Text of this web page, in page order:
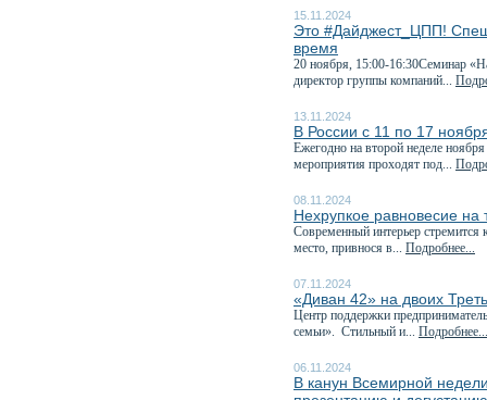
15.11.2024
Это #Дайджест_ЦПП!
время
20 ноября, 15:00-16:30Семинар
директор группы компаний...
13.11.2024
В России с 11 по 17
Ежегодно на второй неделе
мероприятия проходят под...
08.11.2024
Нехрупкое равновесие
Современный интерьер стремится
место, привнося в... Подробнее...
07.11.2024
«Диван 42» на двоих
Центр поддержки
семьи». Стильный и... Подробнее...
06.11.2024
В канун Всемирной